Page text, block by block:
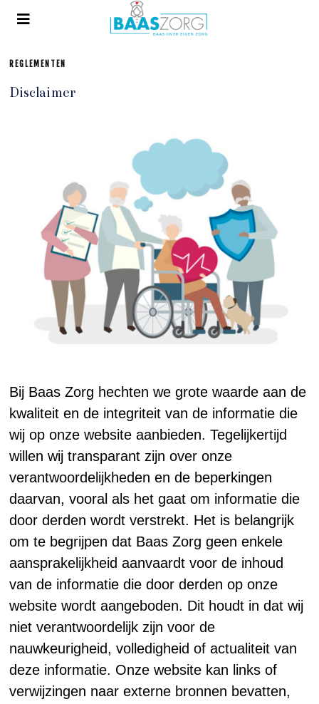
REGLEMENTEN
Disclaimer
Bij Baas Zorg hechten we grote waarde aan de
kwaliteit en de integriteit van de informatie die
wij op onze website aanbieden. Tegelijkertijd
willen wij transparant zijn over onze
verantwoordelijkheden en de beperkingen
daarvan, vooral als het gaat om informatie die
door derden wordt verstrekt. Het is belangrijk
om te begrijpen dat Baas Zorg geen enkele
aansprakelijkheid aanvaardt voor de inhoud
van de informatie die door derden op onze
website wordt aangeboden. Dit houdt in dat wij
niet verantwoordelijk zijn voor de
nauwkeurigheid, volledigheid of actualiteit van
deze informatie. Onze website kan links of
verwijzingen naar externe bronnen bevatten,